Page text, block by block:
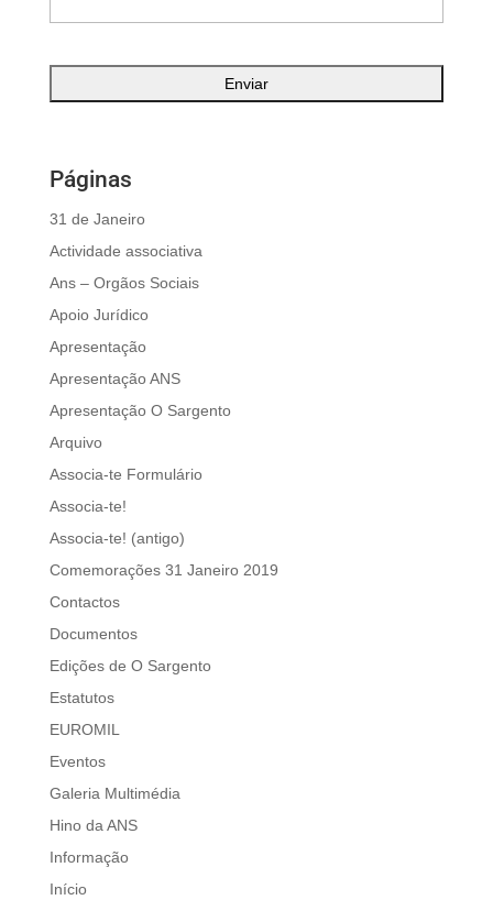
Páginas
31 de Janeiro
Actividade associativa
Ans – Orgãos Sociais
Apoio Jurídico
Apresentação
Apresentação ANS
Apresentação O Sargento
Arquivo
Associa-te Formulário
Associa-te!
Associa-te! (antigo)
Comemorações 31 Janeiro 2019
Contactos
Documentos
Edições de O Sargento
Estatutos
EUROMIL
Eventos
Galeria Multimédia
Hino da ANS
Informação
Início